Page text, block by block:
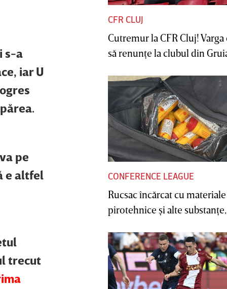
s-a
iar U
pe
e altfel
trecut
CFR CLUJ
Cutremur la CFR Cluj! Varga
să renunţe la clubul din
CONFERENCE LEAGUE
Rucsac încărcat cu materiale
pirotehnice şi alte substanţe,